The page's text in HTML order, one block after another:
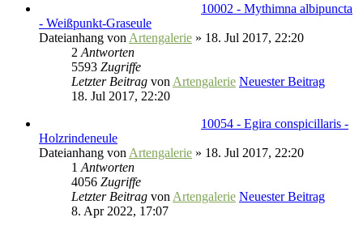
10002 - Mythimna albipuncta
- Weißpunkt-Graseule
Dateianhang von Artengalerie » 18. Jul 2017, 22:20
2 Antworten
5593 Zugriffe
Letzter Beitrag von Artengalerie Neuester Beitrag
18. Jul 2017, 22:20
10054 - Egira conspicillaris -
Holzrindeneule
Dateianhang von Artengalerie » 18. Jul 2017, 22:20
1 Antworten
4056 Zugriffe
Letzter Beitrag von Artengalerie Neuester Beitrag
8. Apr 2022, 17:07